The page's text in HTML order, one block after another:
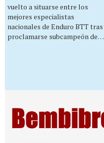
vuelto a situarse entre los
mejores especialistas
nacionales de Enduro BTT tras
proclamarse subcampeón de…